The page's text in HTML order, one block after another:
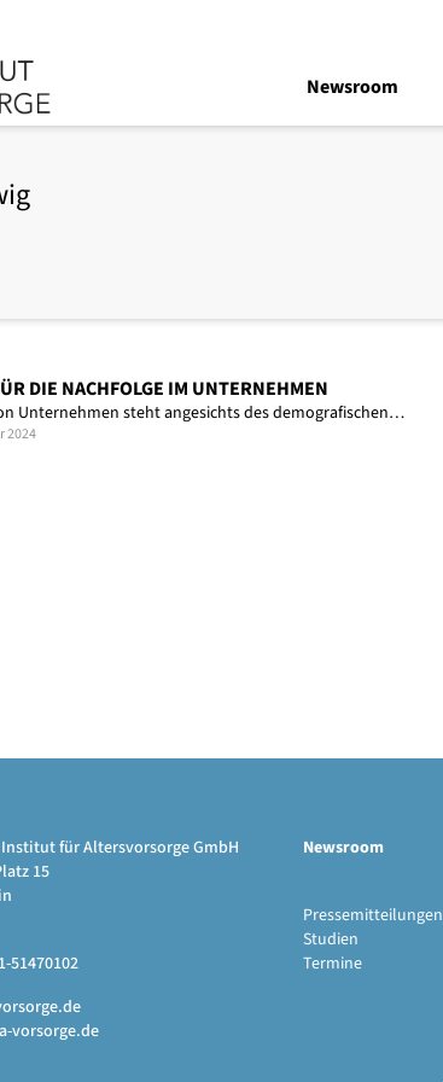
Newsroom
DIE NACHFOLGE IM UNTERNEHMEN
Unternehmen steht angesichts des demografischen…
2024
für Altersvorsorge GmbH
15
51470102
vorsorge.de
Newsroom
Pressemitteilungen
Studien
Termine